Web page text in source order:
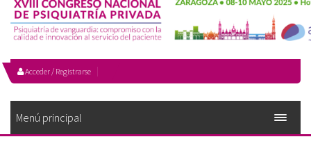
Acceder / Registrarse
Menú principal